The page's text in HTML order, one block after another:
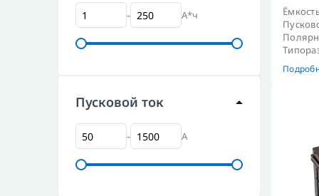
Катерные
Стационарные и
промышленные
- А*ч
Пусковой ток
- А